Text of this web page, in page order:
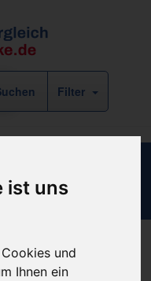
ist uns
und
Ihnen ein
Filter
1